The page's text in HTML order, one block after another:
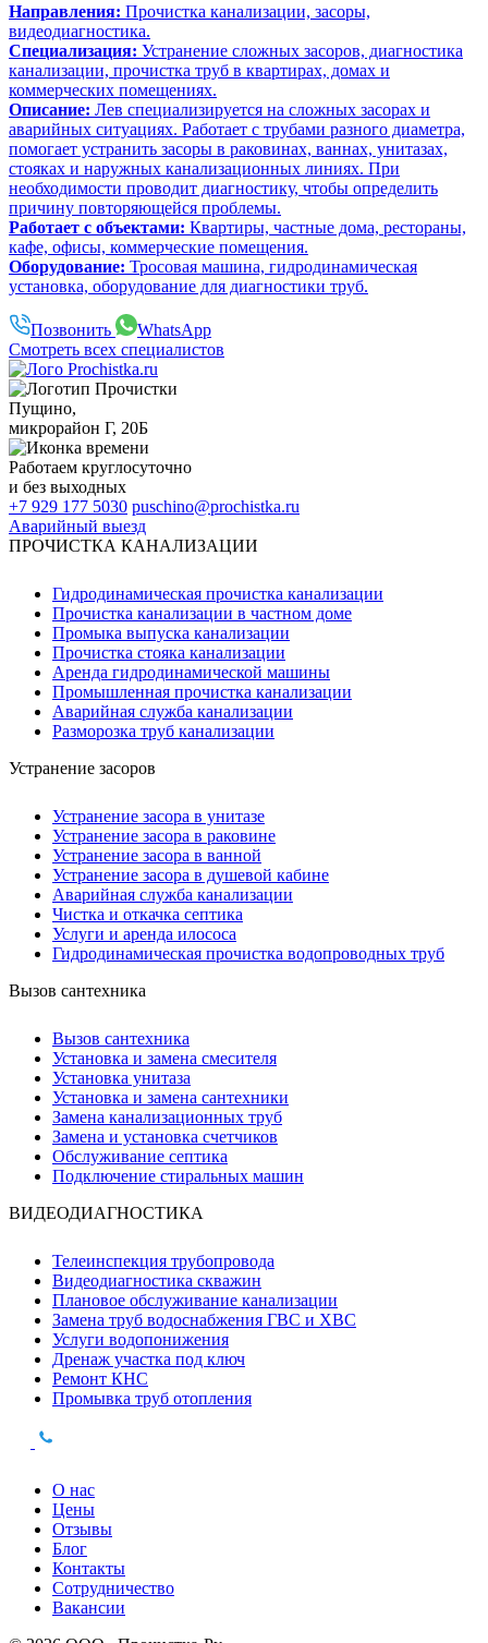
Направления: Прочистка канализации, засоры,
видеодиагностика.
Специализация: Устранение сложных засоров, диагностика
канализации, прочистка труб в квартирах, домах и
коммерческих помещениях.
Описание: Лев специализируется на сложных засорах и
аварийных ситуациях. Работает с трубами разного диаметра,
помогает устранить засоры в раковинах, ваннах, унитазах,
стояках и наружных канализационных линиях. При
необходимости проводит диагностику, чтобы определить
причину повторяющейся проблемы.
Работает с объектами: Квартиры, частные дома, рестораны,
кафе, офисы, коммерческие помещения.
Оборудование: Тросовая машина, гидродинамическая
установка, оборудование для диагностики труб.
Позвонить
WhatsApp
Смотреть всех специалистов
Пущино,
микрорайон Г, 20Б
Работаем круглосуточно
и без выходных
+7 929 177 5030 puschino@prochistka.ru
Аварийный выезд
ПРОЧИСТКА КАНАЛИЗАЦИИ
Гидродинамическая прочистка канализации
Прочистка канализации в частном доме
Промыка выпуска канализации
Прочистка стояка канализации
Аренда гидродинамической машины
Промышленная прочистка канализации
Аварийная служба канализации
Разморозка труб канализации
Устранение засоров
Устранение засора в унитазе
Устранение засора в раковине
Устранение засора в ванной
Устранение засора в душевой кабине
Аварийная служба канализации
Чистка и откачка септика
Услуги и аренда илососа
Гидродинамическая прочистка водопроводных труб
Вызов сантехника
Вызов сантехника
Установка и замена смесителя
Установка унитаза
Установка и замена сантехники
Замена канализационных труб
Замена и установка счетчиков
Обслуживание септика
Подключение стиральных машин
ВИДЕОДИАГНОСТИКА
Телеинспекция трубопровода
Видеодиагностика скважин
Плановое обслуживание канализации
Замена труб водоснабжения ГВС и ХВС
Услуги водопонижения
Дренаж участка под ключ
Ремонт КНС
Промывка труб отопления
О нас
Цены
Отзывы
Блог
Контакты
Сотрудничество
Вакансии